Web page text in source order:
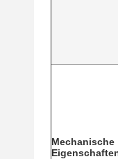
Mechanische